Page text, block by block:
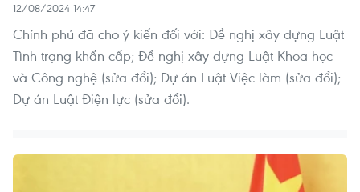
12/08/2024 14:47
Chính phủ đã cho ý kiến đối với: Đề nghị xây dựng Luật
Tình trạng khẩn cấp; Đề nghị xây dựng Luật Khoa học
và Công nghệ (sửa đổi); Dự án Luật Việc làm (sửa đổi);
Dự án Luật Điện lực (sửa đổi).